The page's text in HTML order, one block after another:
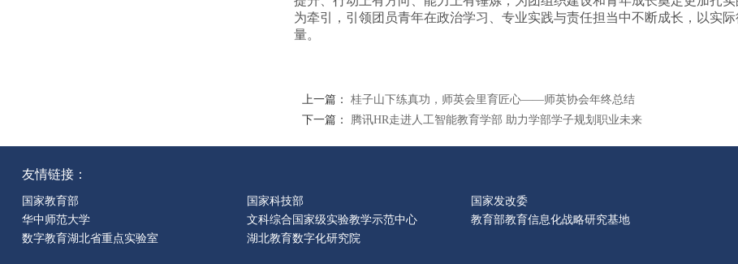
为牵引，引领团员青年在政治学习、专业实践与责任担当中不断成长，以实际
量。
上一篇：桂子山下练真功，师英会里育匠心——师英协会年终总结
下一篇： 腾讯HR走进人工智能教育学部 助力学部学子规划职业未来
友情链接：
国家教育部 国家科技部
国家发改委
华中师范大学
文科综合国家级实验教学示范中心
教育部教育信息化战略研究基地
数字教育湖北省重点实验室
湖北教育数字化研究院